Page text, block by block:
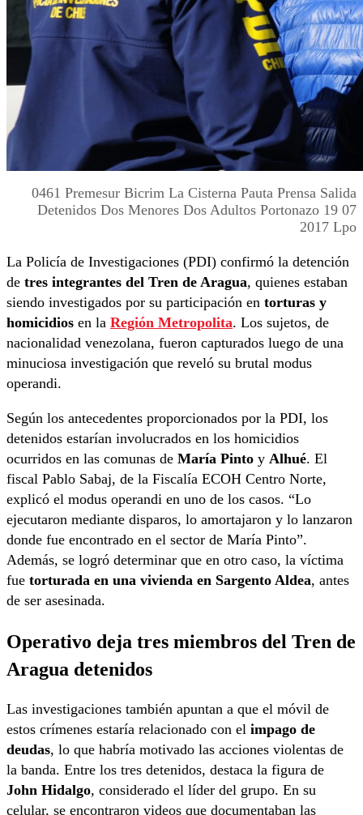
0461 Premesur Bicrim La Cisterna Pauta Prensa Salida
Detenidos Dos Menores Dos Adultos Portonazo 19 07
2017 Lpo
La Policía de Investigaciones (PDI) confirmó la detención
de tres integrantes del Tren de Aragua, quienes estaban
siendo investigados por su participación en torturas y
homicidios en la Región Metropolita. Los sujetos, de
nacionalidad venezolana, fueron capturados luego de una
minuciosa investigación que reveló su brutal modus
operandi.
Según los antecedentes proporcionados por la PDI, los
detenidos estarían involucrados en los homicidios
ocurridos en las comunas de María Pinto y Alhué. El
fiscal Pablo Sabaj, de la Fiscalía ECOH Centro Norte,
explicó el modus operandi en uno de los casos. “Lo
ejecutaron mediante disparos, lo amortajaron y lo lanzaron
donde fue encontrado en el sector de María Pinto”.
Además, se logró determinar que en otro caso, la víctima
fue torturada en una vivienda en Sargento Aldea, antes
de ser asesinada.
Operativo deja tres miembros del Tren de
Aragua detenidos
Las investigaciones también apuntan a que el móvil de
estos crímenes estaría relacionado con el impago de
deudas, lo que habría motivado las acciones violentas de
la banda. Entre los tres detenidos, destaca la figura de
John Hidalgo, considerado el líder del grupo. En su
celular, se encontraron videos que documentaban las